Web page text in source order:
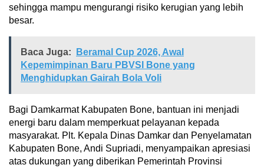
sehingga mampu mengurangi risiko kerugian yang lebih
besar.
Baca Juga:
Beramal Cup 2026, Awal
Kepemimpinan Baru PBVSI Bone yang
Menghidupkan Gairah Bola Voli
Bagi Damkarmat Kabupaten Bone, bantuan ini menjadi
energi baru dalam memperkuat pelayanan kepada
masyarakat. Plt. Kepala Dinas Damkar dan Penyelamatan
Kabupaten Bone, Andi Supriadi, menyampaikan apresiasi
atas dukungan yang diberikan Pemerintah Provinsi